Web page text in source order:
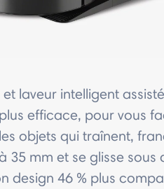
laveur intelligent
efficace, pour vous
objets qui traînent,
35 mm et se glisse
design 46 % plus